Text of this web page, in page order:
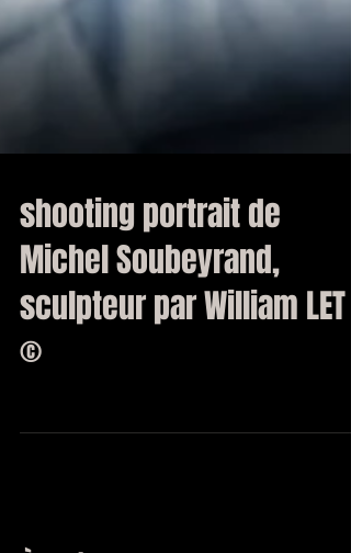
shooting portrait de
Michel Soubeyrand,
sculpteur par William LET